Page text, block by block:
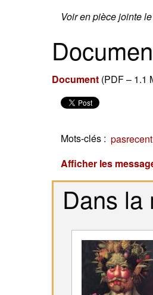
Voir en pièce jointe
Document (PDF – 1.1
Mots-clés : pasrecent
Afficher les
Dans la